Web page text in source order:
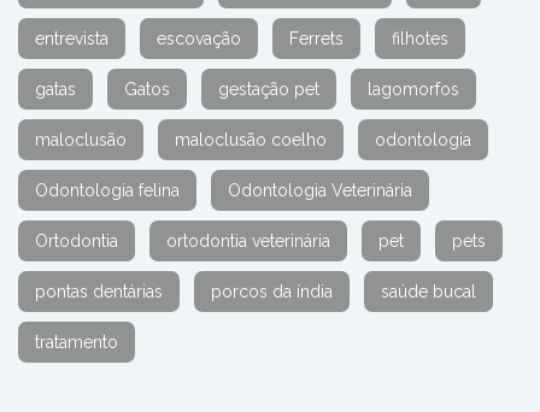
entrevista escovação Ferrets filhotes
gatas Gatos gestação pet lagomorfos
maloclusão maloclusão coelho odontologia
Odontologia felina Odontologia Veterinária
Ortodontia ortodontia veterinária pet pets
pontas dentárias porcos da índia saúde bucal
tratamento